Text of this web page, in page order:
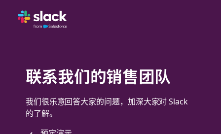
联系我们的销售团队
我们很乐意回答大家的问题，加深大家对 Slack
的了解。